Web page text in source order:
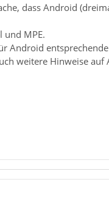
dass Android
und MPE.
Android
weitere Hinweise